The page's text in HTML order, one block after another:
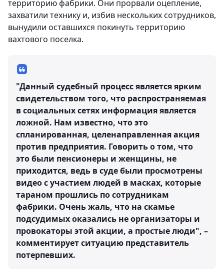
территорию фабрики. Они прорвали оцепление,
захватили технику и, избив нескольких сотрудников,
вынудили оставшихся покинуть территорию
вахтового поселка.
"Данный судебный процесс является ярким
свидетельством того, что распространяемая
в социальных сетях информация является
ложной. Нам известно, что это
спланированная, целенаправленная акция
против предприятия. Говорить о том, что
это были пенсионеры и женщины, не
приходится, ведь в суде были просмотрены
видео с участием людей в масках, которые
тараном прошлись по сотрудникам
фабрики. Очень жаль, что на скамье
подсудимых оказались не организаторы и
провокаторы этой акции, а простые люди", –
комментирует ситуацию представитель
потерпевших.